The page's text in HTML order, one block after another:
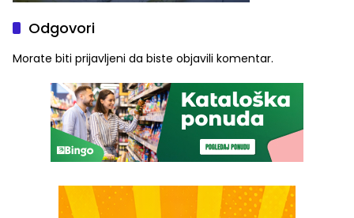
Odgovori
Morate biti prijavljeni da biste objavili komentar.